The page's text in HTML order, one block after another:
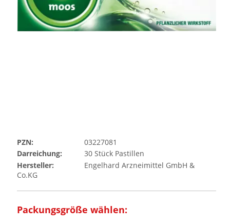
PZN:
03227081
Darreichung:
30Stück Pastillen
Hersteller:
Engelhard Arzneimittel GmbH &
Co.KG
Packungsgröße wählen: